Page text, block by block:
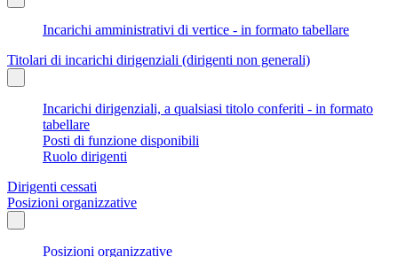
Incarichi amministrativi di vertice - in formato tabellare
Titolari di incarichi dirigenziali (dirigenti non generali)
Incarichi dirigenziali, a qualsiasi titolo conferiti - in formato
tabellare
Posti di funzione disponibili
Ruolo dirigenti
Dirigenti cessati
Posizioni organizzative
Posizioni organizzative